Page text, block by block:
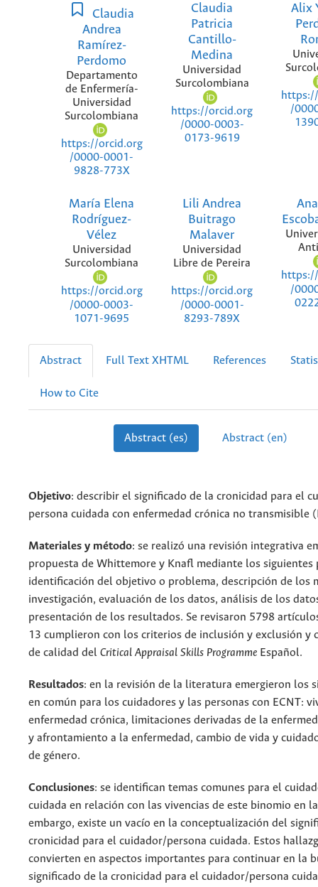
Claudia
Andrea
Ramírez-
Perdomo
Departamento
de Enfermería-
Universidad
Surcolombiana
https://orcid.org
/0000-0001-
9828-773X
Claudia
Patricia
Cantillo-
Medina
Universidad
Surcolombiana
https://orcid.org
/0000-0003-
0173-9619
Alix
/
María Elena
Rodríguez-
Vélez
Universidad
Surcolombiana
https://orcid.org
/0000-0003-
1071-9695
Lili Andrea
Buitrago
Malaver
Universidad
Libre de Pereira
https://orcid.org
/0000-0001-
8293-789X
/
Abstract Full Text XHTML References
How to Cite
Abstract (es) Abstract (en)
Objetivo: describir el significado de la cronicidad para el
persona cuidada con enfermedad crónica no transmisible
Materiales y método: se realizó una revisión integrativa
propuesta de Whittemore y Knafl mediante los siguientes
identificación del objetivo o problema, descripción de los
investigación, evaluación de los datos, análisis de los
presentación de los resultados. Se revisaron 5798
13 cumplieron con los criterios de inclusión y exclusión y
de calidad del Critical Appraisal Skills Programme Español.
Resultados: en la revisión de la literatura emergieron los
en común para los cuidadores y las personas con ECNT:
enfermedad crónica, limitaciones derivadas de la
y afrontamiento a la enfermedad, cambio de vida y
de género.
Conclusiones: se identifican temas comunes para el
cuidada en relación con las vivencias de este binomio en
embargo, existe un vacío en la conceptualización del
cronicidad para el cuidador/persona cuidada. Estos
convierten en aspectos importantes para continuar en la
significado de la cronicidad para el cuidador/persona